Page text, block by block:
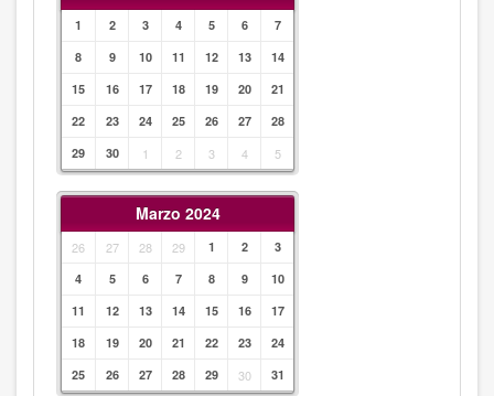
1 2 3 4 5 6
7
8
9 10 11 12 13
14
15
16 17 18 19 20
21
22
23 24 25 26 27
28
29
30 1 2 3 4 5
Marzo 2024
26 27 28 29 1 2
3
4
5 6 7 8 9
10
11
12 13 14 15 16
17
18
19 20 21 22 23
24
25
26 27 28 29 30 31